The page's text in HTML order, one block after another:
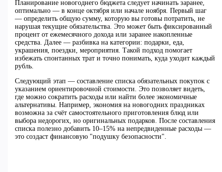
Планирование новогоднего бюджета следует начинать заранее,
оптимально — в конце октября или начале ноября. Первый шаг
— определить общую сумму, которую вы готовы потратить, не
нарушая текущие обязательства. Это может быть фиксированный
процент от ежемесячного дохода или заранее накопленные
средства. Далее — разбивка на категории: подарки, еда,
украшения, поездки, мероприятия. Такой подход помогает
избежать спонтанных трат и точно понимать, куда уходит каждый
рубль.
Следующий этап — составление списка обязательных покупок с
указанием ориентировочной стоимости. Это позволяет видеть,
где можно сократить расходы или найти более экономичные
альтернативы. Например, экономия на новогодних праздниках
возможна за счёт самостоятельного приготовления блюд или
выбора недорогих, но оригинальных подарков. После составления
списка полезно добавить 10–15% на непредвиденные расходы —
это создаст финансовую "подушку безопасности".